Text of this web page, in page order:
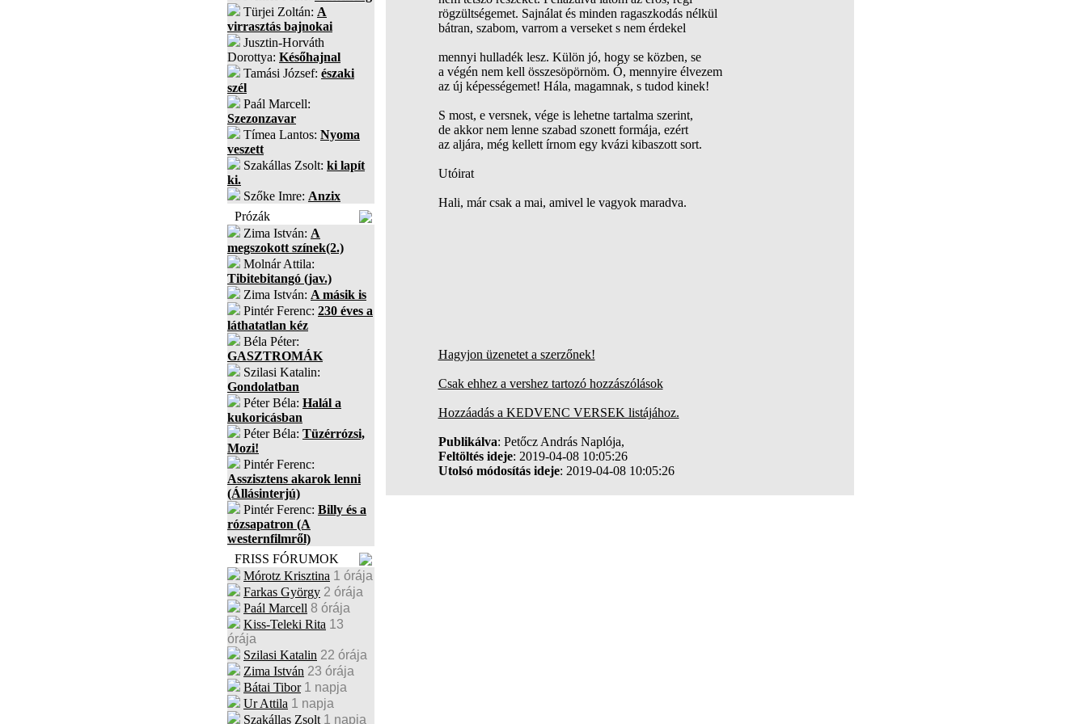
Türjei Zoltán: A
virrasztás bajnokai
Jusztin-Horváth
Dorottya: Későhajnal
Tamási József: északi
szél
Paál Marcell:
Szezonzavar
Tímea Lantos: Nyoma
veszett
Szakállas Zsolt: ki lapít
ki.
Szőke Imre: Anzix
Prózák
Zima István: A
megszokott színek(2.)
Molnár Attila:
Tibitebitangó (jav.)
Zima István: A másik is
Pintér Ferenc: 230 éves a
láthatatlan kéz
Béla Péter:
GASZTROMÁK
Szilasi Katalin:
Gondolatban
Péter Béla: Halál a
kukoricásban
Péter Béla: Tüzérrózsi,
Mozi!
Pintér Ferenc:
Asszisztens akarok lenni
(Állásinterjú)
Pintér Ferenc: Billy és a
rózsapatron (A
westernfilmről)
FRISS FÓRUMOK
Mórotz Krisztina 1 órája
Farkas György 2 órája
Paál Marcell 8 órája
Kiss-Teleki Rita 13
órája
Szilasi Katalin 22 órája
Zima István 23 órája
Bátai Tibor 1 napja
Ur Attila 1 napja
Szakállas Zsolt 1 napja
rögzültségemet. Sajnálat és minden ragaszkodás nélkül
bátran, szabom, varrom a verseket s nem érdekel
mennyi hulladék lesz. Külön jó, hogy se közben, se
a végén nem kell összesöpörnöm. Ó, mennyire élvezem
az új képességemet! Hála, magamnak, s tudod kinek!
S most, e versnek, vége is lehetne tartalma szerint,
de akkor nem lenne szabad szonett formája, ezért
az aljára, még kellett írnom egy kvázi kibaszott sort.
Utóirat
Hali, már csak a mai, amivel le vagyok maradva.
Hagyjon üzenetet a szerzőnek!
Csak ehhez a vershez tartozó hozzászólások
Hozzáadás a KEDVENC VERSEK listájához.
Publikálva: Petőcz András Naplója,
Feltöltés ideje: 2019-04-08 10:05:26
Utolsó módosítás ideje: 2019-04-08 10:05:26